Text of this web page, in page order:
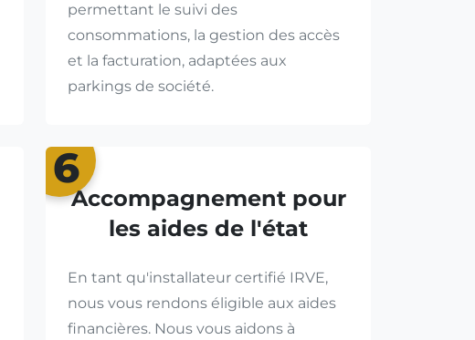
permettant le suivi des
consommations, la gestion des accès
et la facturation, adaptées aux
parkings de société.
6
Accompagnement pour
les aides de l'état
En tant qu'installateur certifié IRVE,
nous vous rendons éligible aux aides
financières. Nous vous aidons à